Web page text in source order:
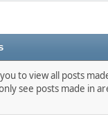
to view all posts
see posts made in